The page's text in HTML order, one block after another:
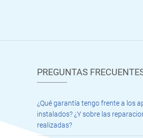
PREGUNTAS
¿Qué garantía tengo frente a los
instalados? ¿Y sobre las
realizadas?